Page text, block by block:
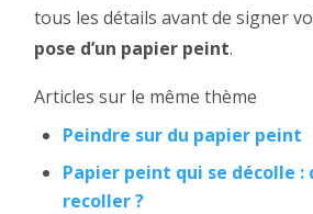
tous les détails avant de signer
pose d’un papier peint.
Articles sur le même thème
Peindre sur du papier peint
Papier peint qui se décolle :
recoller ?